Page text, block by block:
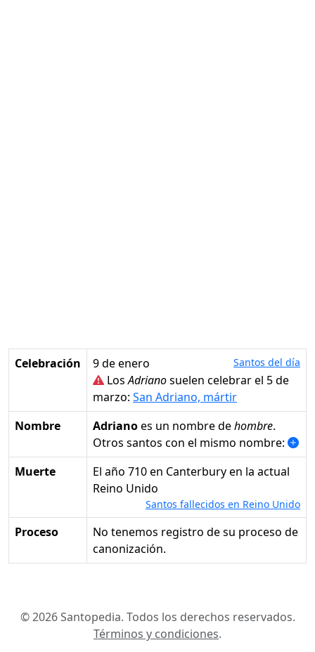
Celebración 9 de enero Santos del día
LosAdrianosuelen celebrar el 5 de
marzo: San Adriano, mártir
Nombre
Adrianoes un nombre dehombre.
Otros santos con el mismo nombre:
Muerte
el año 710 en Canterbury en la actual
Reino Unido
Santos fallecidos en Reino Unido
Proceso
No tenemos registro de su proceso de
canonización.
© 2026 Santopedia. Todos los derechos reservados.
Términos y condiciones.